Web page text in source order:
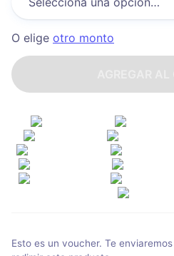
O elige otro monto
Esto es un voucher. Te